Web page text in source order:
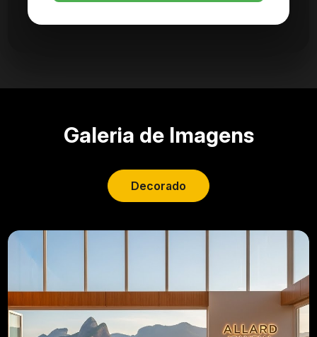
Galeria de Imagens
Decorado